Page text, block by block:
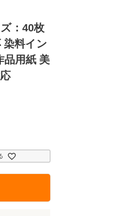
：40枚
料イン
品用紙 美